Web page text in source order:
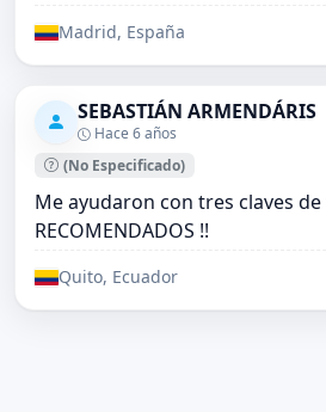
Madrid, España
SEBASTIÁN ARMENDÁRIS
Hace 6 años
(No Especificado)
Me ayudaron con tres claves
RECOMENDADOS !!
Quito, Ecuador